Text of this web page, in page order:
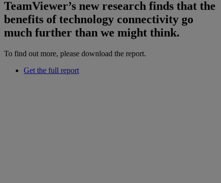
TeamViewer’s new research finds that the
benefits of technology connectivity go
much further than we might think.
To find out more, please download the report.
Get the full report